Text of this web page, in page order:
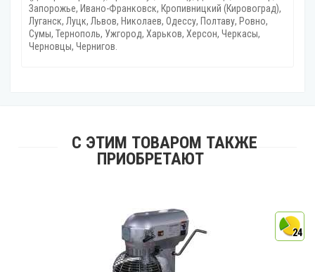
Запорожье, Ивано-Франковск, Кропивницкий‎ (Кировоград),
Луганск, Луцк, Львов, Николаев, Одессу, Полтаву, Ровно,
Сумы, Тернополь, Ужгород‎, Харьков, Херсон‎, Черкасы,
Черновцы, Чернигов.
С ЭТИМ ТОВАРОМ ТАКЖЕ
ПРИОБРЕТАЮТ
24